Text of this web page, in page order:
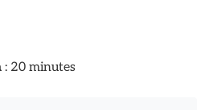
: 20 minutes